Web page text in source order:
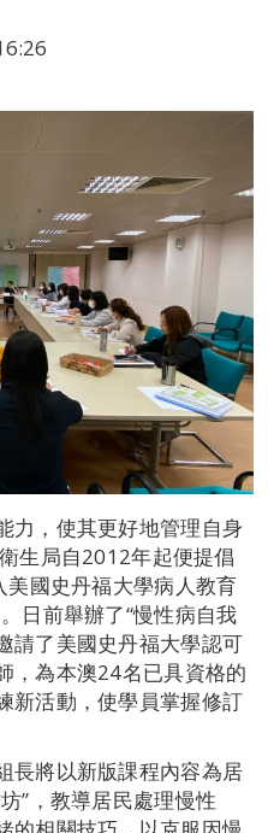
力，使其更好地管理自身
生局自2012年起便提倡
美國史丹福大學病人教育
日前舉辦了“慢性病自我
請了美國史丹福大學認可
，為本澳24名已具資格的
新活動，使學員掌握修訂
長將以新版課程內容為居
”，教導居民處理慢性